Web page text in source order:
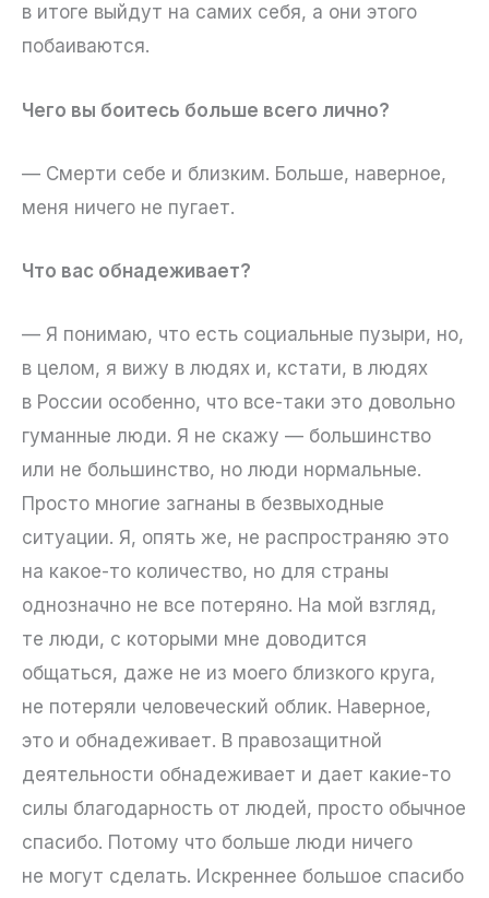
в итоге выйдут на самих себя, а они этого
побаиваются.
Чего вы боитесь больше всего лично?
— Смерти себе и близким. Больше, наверное,
меня ничего не пугает.
Что вас обнадеживает?
— Я понимаю, что есть социальные пузыри, но,
в целом, я вижу в людях и, кстати, в людях
в России особенно, что все-таки это довольно
гуманные люди. Я не скажу — большинство
или не большинство, но люди нормальные.
Просто многие загнаны в безвыходные
ситуации. Я, опять же, не распространяю это
на какое-то количество, но для страны
однозначно не все потеряно. На мой взгляд,
те люди, с которыми мне доводится
общаться, даже не из моего близкого круга,
не потеряли человеческий облик. Наверное,
это и обнадеживает. В правозащитной
деятельности обнадеживает и дает какие-то
силы благодарность от людей, просто обычное
спасибо. Потому что больше люди ничего
не могут сделать. Искреннее большое спасибо